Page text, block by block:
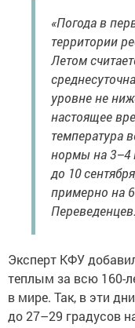
«Погода в
территории
Летом
уровне не
настоящее
температура
нормы на 3–4
до 10
примерно на
Переведенцев.
Эксперт КФУ
теплым за всю 160-
в мире. Так, в эти
до 27–29 градусов